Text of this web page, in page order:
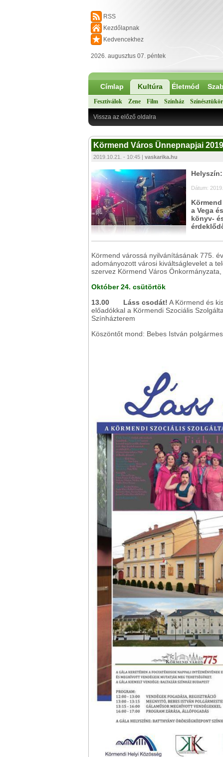
RSS
Kezdőlapnak
Kedvencekhez
2026. augusztus 07. péntek
Címlap Kultúra Életmód
Fesztiválok Zene Film Színház Színésztükör
Vissza az előző oldalra
Körmend Város Ünnepnapjai
2019.10.21. - 10:45 | vaskarika.hu
Dátum:
a Vega
könyv-
Körmend várossá nyilvánításának 775.
adományozott városi kiváltságlevelet a
szervez Körmend Város
Október 24. csütörtök
13.00
Láss csodát! A Körmend és
előadókkal a Körmendi Szociális
Színházterem
Köszöntőt mond: Bebes István